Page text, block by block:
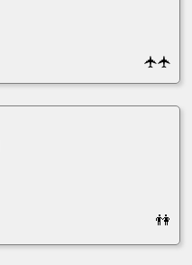
🛧
🛧
👫